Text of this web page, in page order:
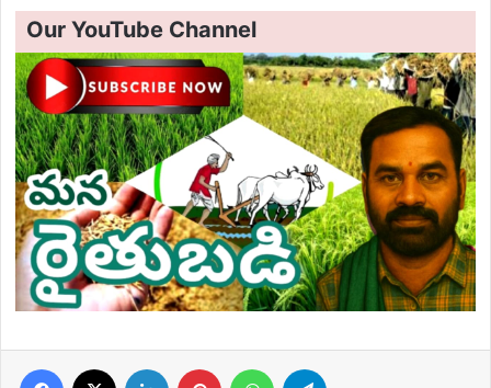
Our YouTube Channel
Facebook LinkedIn Pinterest WhatsApp